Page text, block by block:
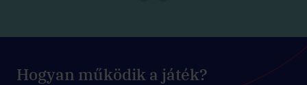
Hogyan működik a játék?